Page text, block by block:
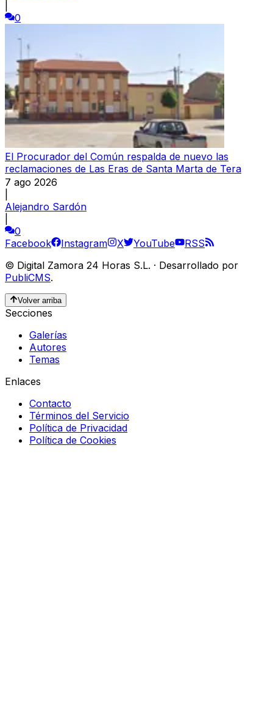
0
El Procurador del Común respalda de nuevo las
reclamaciones de Las Eras de Santa Marta de Tera
7 ago 2026
Alejandro Sardón
0
Facebook
Instagram X YouTube
RSS
© Digital Zamora 24 Horas S.L. · Desarrollado por
PubliCMS.
Volver arriba
Secciones
Galerías
Autores
Temas
Enlaces
Contacto
Términos del Servicio
Política de Privacidad
Política de Cookies